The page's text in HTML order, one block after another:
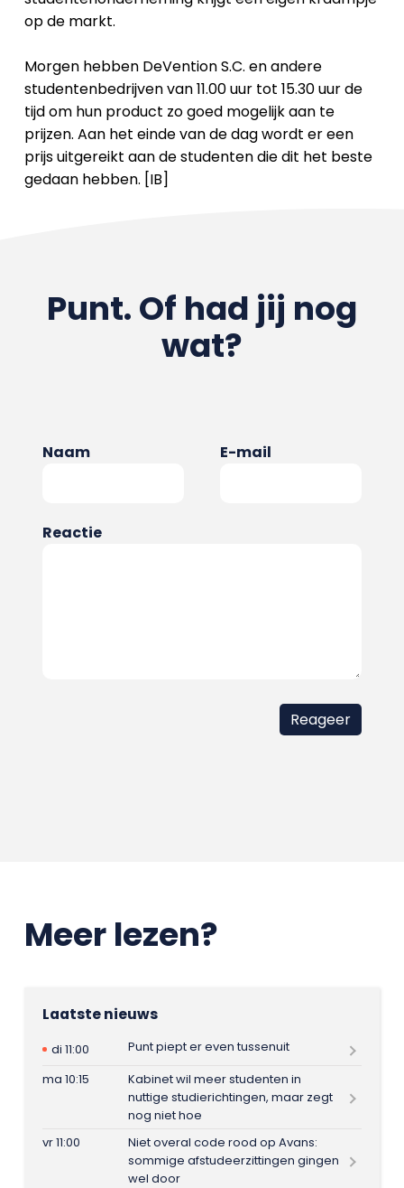
op de markt.
Morgen hebben DeVention S.C. en andere
studentenbedrijven van 11.00 uur tot 15.30 uur de
tijd om hun product zo goed mogelijk aan te
prijzen. Aan het einde van de dag wordt er een
prijs uitgereikt aan de studenten die dit het beste
gedaan hebben. [IB]
Punt. Of had jij nog
wat?
Naam E-mail
Reactie
Meer lezen?
Laatste nieuws
di 11:00
Punt piept er even tussenuit
ma 10:15
Kabinet wil meer studenten in
nuttige studierichtingen, maar zegt
nog niet hoe
vr 11:00
Niet overal code rood op Avans:
sommige afstudeerzittingen gingen
wel door